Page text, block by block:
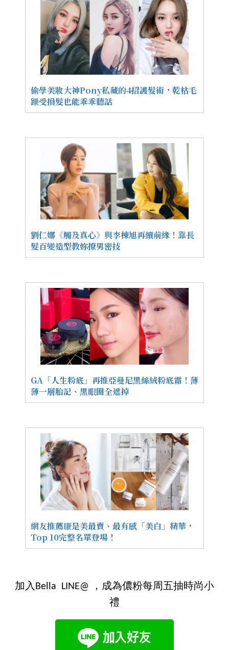
偷學美妝大神Pony私藏的4招護髮術，乾枯毛
躁受損髮也能乖乖聽話
劉仁娜《觸及真心》與李棟旭再續前緣！靠長
髮百變造型教妳撩男密技
GA「人生粉底」再推亞曼尼黑絲絨粉底霜！薄
薄一層胎記、黑眼圈全遮掉
網友推薦康是美最賣、最有感「美白」精華，
Top 10完整名單登場！
加入Bella LINE@ ，成為儂粉每周五抽時尚小
禮